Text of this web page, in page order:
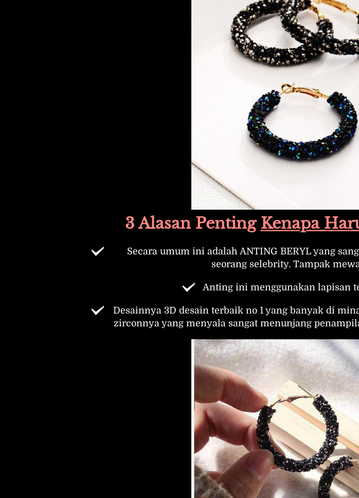
3 Alasan Penting Kenapa
Secara umum ini adalah ANTING BERYL yang
seorang selebrity. Tampak
Anting ini menggunakan lapisan
Desainnya 3D desain terbaik no 1 yang banyak di
zirconnya yang menyala sangat menunjang